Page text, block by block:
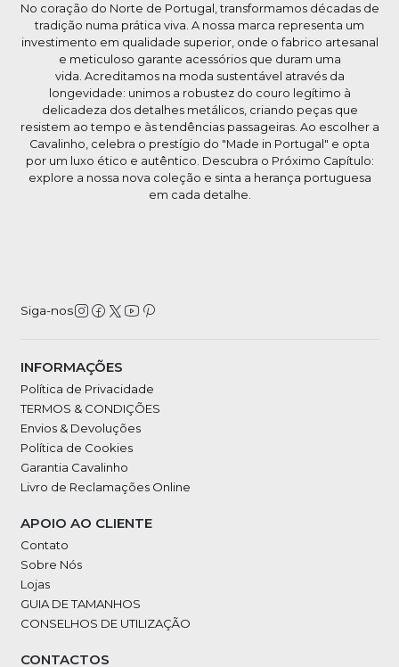
No coração do Norte de Portugal, transformamos décadas de
tradição numa prática viva. A nossa marca representa um
investimento em qualidade superior, onde o fabrico artesanal
e meticuloso garante acessórios que duram uma
vida. Acreditamos na moda sustentável através da
longevidade: unimos a robustez do couro legítimo à
delicadeza dos detalhes metálicos, criando peças que
resistem ao tempo e às tendências passageiras. Ao escolher a
Cavalinho, celebra o prestígio do "Made in Portugal" e opta
por um luxo ético e autêntico. Descubra o Próximo Capítulo:
explore a nossa nova coleção e sinta a herança portuguesa
em cada detalhe.
Siga-nos
INFORMAÇÕES
Política de Privacidade
TERMOS & CONDIÇÕES
Envios & Devoluções
Política de Cookies
Garantia Cavalinho
Livro de Reclamações Online
APOIO AO CLIENTE
Contato
Sobre Nós
Lojas
GUIA DE TAMANHOS
CONSELHOS DE UTILIZAÇÃO
CONTACTOS